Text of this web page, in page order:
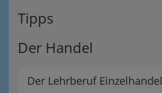
Tipps
Der Handel
Der Lehrberuf Einzelhandel